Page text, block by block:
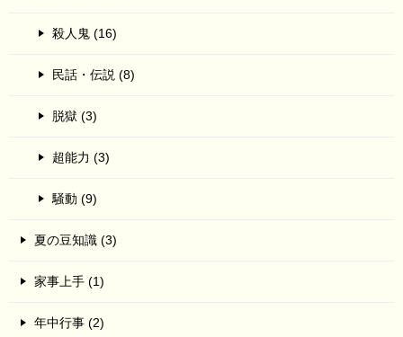
殺人鬼 (16)
民話・伝説 (8)
脱獄 (3)
超能力 (3)
騒動 (9)
夏の豆知識 (3)
家事上手 (1)
年中行事 (2)